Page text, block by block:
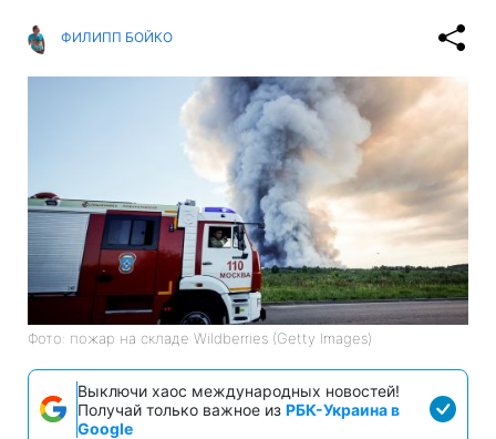
ФИЛИПП БОЙКО
Фото: пожар на складе Wildberries (Getty Images)
Выключи хаос международных новостей!
Получай только важное из РБК-Украина в
Google